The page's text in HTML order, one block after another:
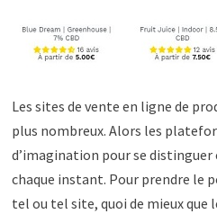
Les sites de vente en ligne de
plus nombreux. Alors les
d’imagination pour se
chaque instant. Pour prendre le
tel ou tel site, quoi de mieux que